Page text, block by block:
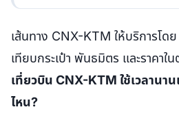
เส้นทาง CNX-KTM ให้บริการโ
เทียบกระเป๋า พันธมิตร และราคาใ
เที่ยวบิน CNX-KTM ใช้เวลานา
ไหน?